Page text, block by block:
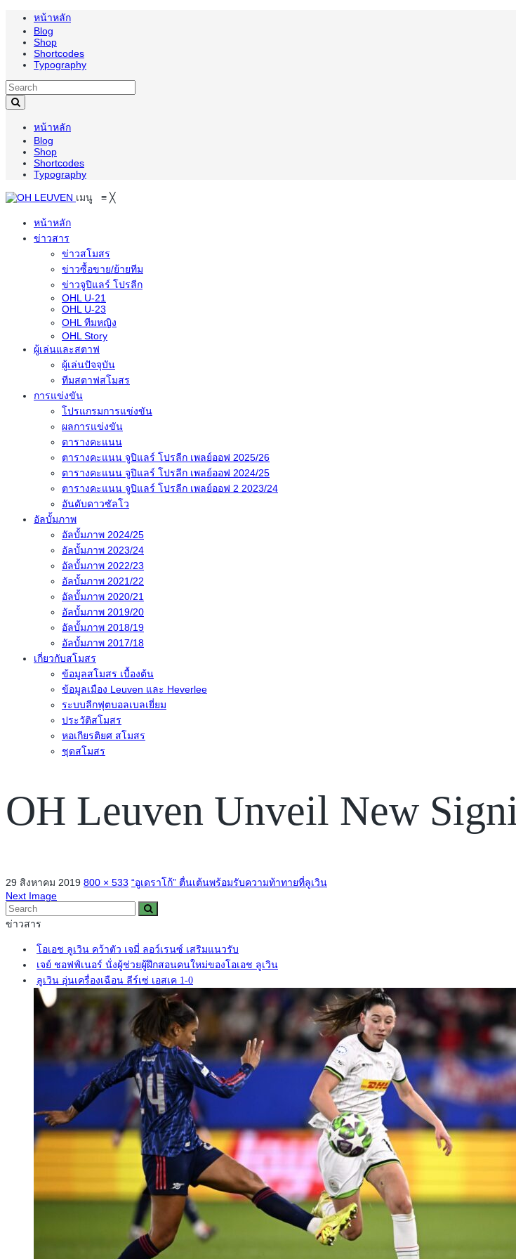
หน้าหลัก
Blog
Shop
Shortcodes
Typography
หน้าหลัก
Blog
Shop
Shortcodes
Typography
เมนู ≡ ╳
หน้าหลัก
ข่าวสาร
ข่าวสโมสร
ข่าวซื้อขาย/ย้ายทีม
ข่าวจูปิแลร์ โปรลีก
OHL U-21
OHL U-23
OHL ทีมหญิง
OHL Story
ผู้เล่นและสตาฟ
ผู้เล่นปัจจุบัน
ทีมสตาฟสโมสร
การแข่งขัน
โปรแกรมการแข่งขัน
ผลการแข่งขัน
ตารางคะแนน
ตารางคะแนน จูปิแลร์ โปรลีก เพลย์ออฟ 2025/26
ตารางคะแนน จูปิแลร์ โปรลีก เพลย์ออฟ 2024/25
ตารางคะแนน จูปิแลร์ โปรลีก เพลย์ออฟ 2 2023/24
อันดับดาวซัลโว
อัลบั้มภาพ
อัลบั้มภาพ 2024/25
อัลบั้มภาพ 2023/24
อัลบั้มภาพ 2022/23
อัลบั้มภาพ 2021/22
อัลบั้มภาพ 2020/21
อัลบั้มภาพ 2019/20
อัลบั้มภาพ 2018/19
อัลบั้มภาพ 2017/18
เกี่ยวกับสโมสร
ข้อมูลสโมสร เบื้องต้น
ข้อมูลเมือง Leuven และ Heverlee
ระบบลีกฟุตบอลเบลเยี่ยม
ประวัติสโมสร
หอเกียรติยศ สโมสร
ชุดสโมสร
OH Leuven Unveil New
29 สิงหาคม 2019 800 × 533 “อูเดราโก้” ตื่นเต้นพร้อมรับความท้าทายที่ลูเวิน
Next Image
ข่าวสาร
โอเอช ลูเวิน คว้าตัว เจมี่ ลอว์เรนซ์ เสริมแนวรับ
เจย์ ชอฟฟ์เนอร์ นั่งผู้ช่วยผู้ฝึกสอนคนใหม่ของโอเอช ลูเวิน
ลูเวิน อุ่นเครื่องเฉือน ลีร์เซ่ เอสเค 1-0